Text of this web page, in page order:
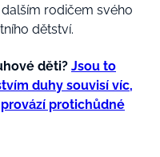
rodičem svého
dětství.
děti? Jsou to
duhy souvisí víc,
protichůdné